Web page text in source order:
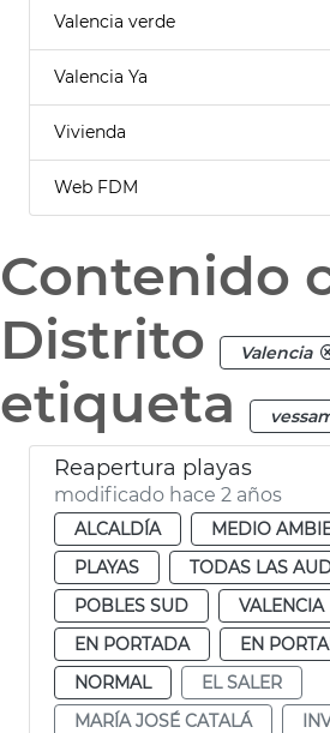
Valencia verde
Valencia Ya
Vivienda
Web FDM
Contenido
Distrito
Valencia
etiqueta
Reapertura playas
modificado hace 2 años
ALCALDÍA
MEDIO
PLAYAS
TODAS LAS
POBLES SUD
VALENCIA
EN PORTADA
EN
NORMAL
EL SALER
MARÍA JOSÉ CATALÁ